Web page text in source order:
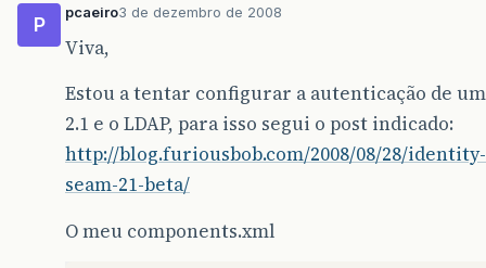
P
pcaeiro3 de dezembro de 2008
Viva,
Estou a tentar configurar a autenticação de
2.1 e o LDAP, para isso segui o post indicado:
http://blog.furiousbob.com/2008/08/28/
seam-21-beta/
O meu components.xml